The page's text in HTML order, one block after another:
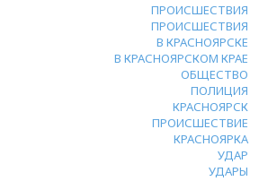
ПРОИСШЕСТВИЯ
ПРОИСШЕСТВИЯ
В КРАСНОЯРСКЕ
В КРАСНОЯРСКОМ КРАЕ
ОБЩЕСТВО
ПОЛИЦИЯ
КРАСНОЯРСК
ПРОИСШЕСТВИЕ
КРАСНОЯРКА
УДАР
УДАРЫ